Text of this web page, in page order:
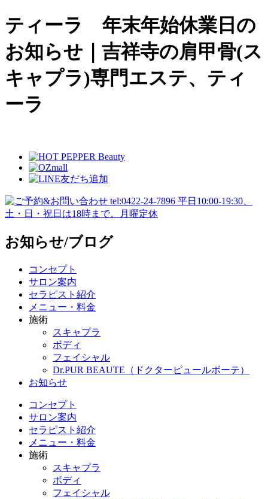
ティーラ 年末年始休業日の
お知らせ｜吉祥寺の肩甲骨(ス
キャプラ)専門エステ、ティ
ーラ
お知らせ/ブログ
コンセプト
サロン案内
セラピスト紹介
メニュー・料金
施術
スキャプラ
ボディ
フェイシャル
Dr.PUR BEAUTE（ドクターピュールボーテ）
お知らせ
コンセプト
サロン案内
セラピスト紹介
メニュー・料金
施術
スキャプラ
ボディ
フェイシャル